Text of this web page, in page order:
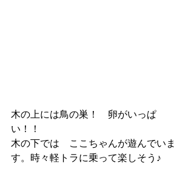
木の上には鳥の巣！　卵がいっぱ
い！！
木の下では　ここちゃんが遊んでいま
す。時々軽トラに乗って楽しそう♪